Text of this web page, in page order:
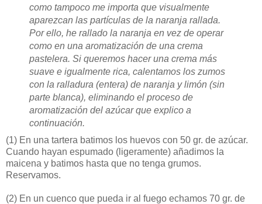
como tampoco me importa que visualmente
aparezcan las partículas de la naranja rallada.
Por ello, he rallado la naranja en vez de operar
como en una aromatización de una crema
pastelera. Si queremos hacer una crema más
suave e igualmente rica, calentamos los zumos
con la ralladura (entera) de naranja y limón (sin
parte blanca), eliminando el proceso de
aromatización del azúcar que explico a
continuación.
(1) En una tartera batimos los huevos con 50 gr. de azúcar.
Cuando hayan espumado (ligeramente) añadimos la
maicena y batimos hasta que no tenga grumos.
Reservamos.
(2) En un cuenco que pueda ir al fuego echamos 70 gr. de